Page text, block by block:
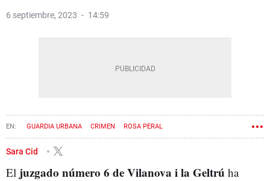
6 septiembre, 2023 14:59
GUARDIA URBANA CRIMEN ROSA PERAL
Sara Cid
El juzgado número 6 de Vilanova i la Geltrú ha